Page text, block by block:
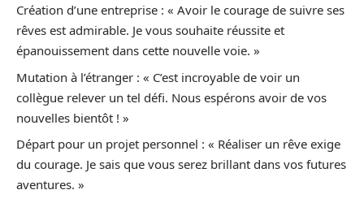
Création d’une entreprise : « Avoir le courage de suivre ses
rêves est admirable. Je vous souhaite réussite et
épanouissement dans cette nouvelle voie. »
Mutation à l’étranger : « C’est incroyable de voir un
collègue relever un tel défi. Nous espérons avoir de vos
nouvelles bientôt ! »
Départ pour un projet personnel : « Réaliser un rêve exige
du courage. Je sais que vous serez brillant dans vos futures
aventures. »